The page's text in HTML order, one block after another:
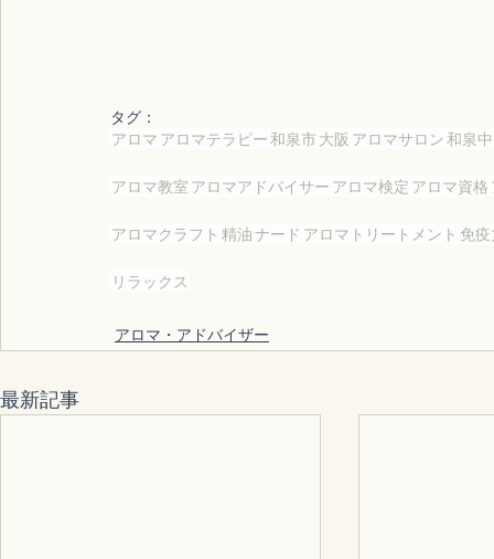
タグ：
アロマ アロマテラピー和泉市 大阪 アロマサロン和泉
アロマ教室 アロマアドバイサー アロマ検定 アロマ資格
アロマクラフト 精油ナード アロマトリートメント 免
リラックス
アロマ・アドバイザー
最新記事